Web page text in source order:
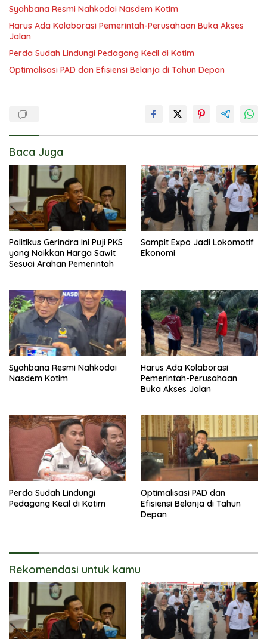
Syahbana Resmi Nahkodai Nasdem Kotim
Harus Ada Kolaborasi Pemerintah-Perusahaan Buka Akses
Jalan
Perda Sudah Lindungi Pedagang Kecil di Kotim
Optimalisasi PAD dan Efisiensi Belanja di Tahun Depan
Baca Juga
Politikus Gerindra Ini Puji PKS
yang Naikkan Harga Sawit
Sesuai Arahan Pemerintah
Sampit Expo Jadi Lokomotif
Ekonomi
Syahbana Resmi Nahkodai
Nasdem Kotim
Harus Ada Kolaborasi
Pemerintah-Perusahaan
Buka Akses Jalan
Perda Sudah Lindungi
Pedagang Kecil di Kotim
Optimalisasi PAD dan
Efisiensi Belanja di Tahun
Depan
Rekomendasi untuk kamu